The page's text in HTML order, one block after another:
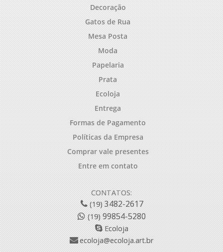
Decoração
Gatos de Rua
Mesa Posta
Moda
Papelaria
Prata
Ecoloja
Entrega
Formas de Pagamento
Políticas da Empresa
Comprar vale presentes
Entre em contato
CONTATOS:
(19)3482-2617
(19)99854-5280
Ecoloja
ecoloja@ecoloja.art.br